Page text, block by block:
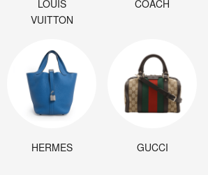
LOUIS
VUITTON
COACH
HERMES GUCCI